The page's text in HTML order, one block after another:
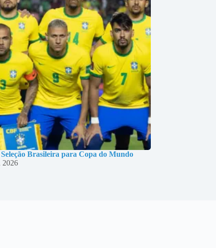
Brasileira para Copa do Mundo
2026